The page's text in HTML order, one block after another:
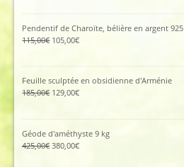
96,00€. 86,00€.
Pendentif de Charoïte, bélière en argent 925
115,00€ Le
115,00€.
105,00€Le
Feuille sculptée en obsidienne d'Arménie
185,00€ Le
était :
185,00€.
129,00€Le
129,00€.
Géode d'améthyste 9 kg
425,00€ Le
380,00€Le